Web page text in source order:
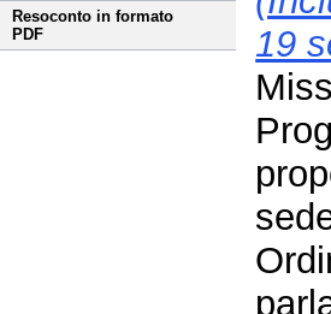
Resoconto in formato
PDF
19